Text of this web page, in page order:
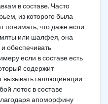
в составе. Часто
из которого была
понимать, что даже если
или шалфея, она
обеспечивать
если в составе есть
содержит
вызывать галлюцинации
лотос в составе
апоморфину